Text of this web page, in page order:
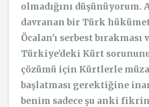
olmadığını düşünüyorum.
davranan bir Türk
Öcalan'ı serbest bırakması
Türkiye'deki Kürt
çözümü için Kürtlerle
başlatması gerektiğine
benim sadece şu anki